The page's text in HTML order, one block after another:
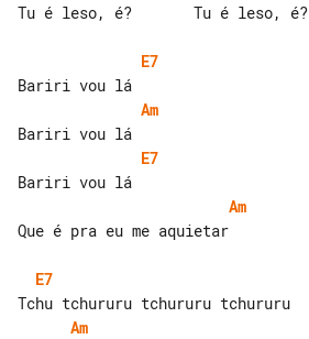
Tu é leso, é?       Tu é leso, é?
E7
Am
E7
Am
Que é pra eu me aquietar
E7
Am